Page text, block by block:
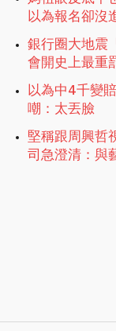
以為報名卻沒
銀行圈大地震
會開史上最重
以為中4千變
嘲：太丟臉
堅稱跟周興哲
司急澄清：與